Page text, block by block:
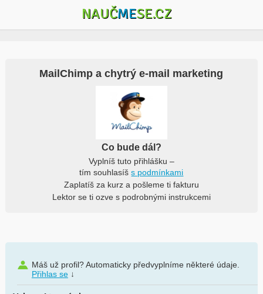
NAUČMESE.CZ
MailChimp a chytrý e-mail marketing
Co bude dál?
Vyplníš tuto přihlášku –
tím souhlasíšs podmínkami
Zaplatíš za kurz a pošleme ti fakturu
Lektor se ti ozve s podrobnými instrukcemi
Máš už profil? Automaticky předvyplníme některé údaje.
Přihlas se↓